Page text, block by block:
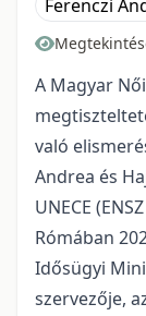
Ferenczi
A Magyar
való
Andrea és
UNECE
Rómában
Idősügyi
szervezője,